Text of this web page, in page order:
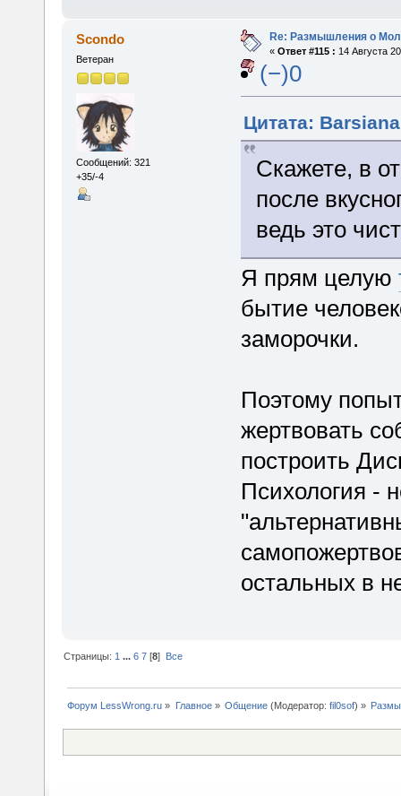
Scondo
Ветеран
Сообщений: 321
+35/-4
Re: Размышления о
« Ответ #115 : 14 Августа
(−)0
Цитата:
Скажете, в
после
ведь это
Я прям целую
бытие
заморочки.
Поэтому
жертвовать
построить
Психология -
остальных в
Страницы: 1 ...6 7 [8] Все
Форум LessWrong.ru » Главное» Общение(Модератор: fil0sof) »